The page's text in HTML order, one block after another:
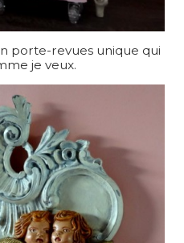
porte-revues unique qui
je veux.